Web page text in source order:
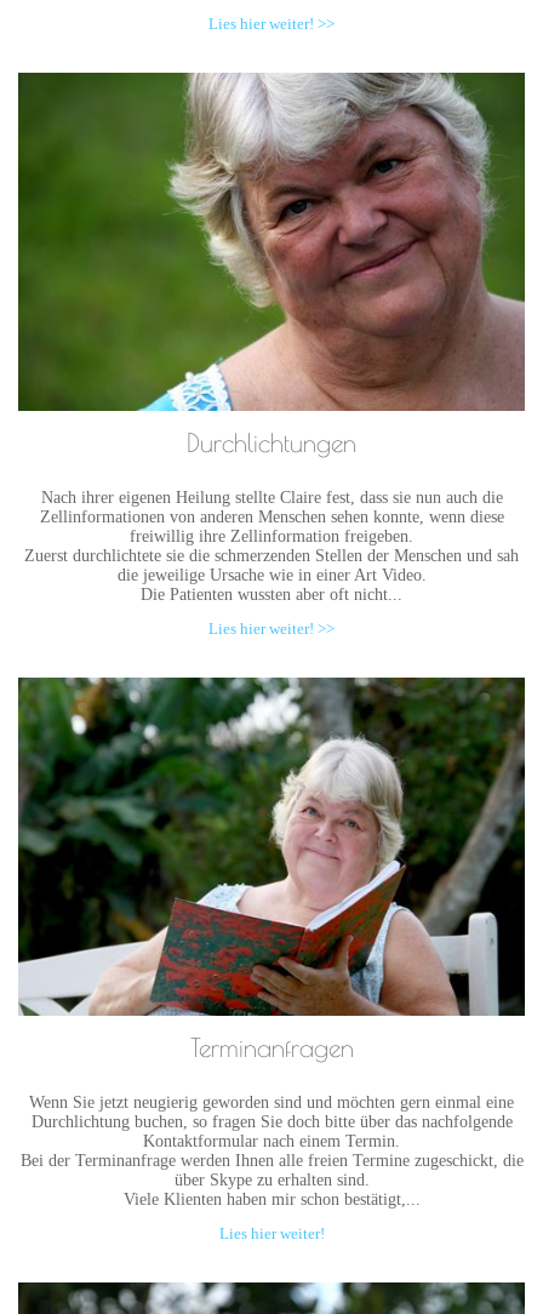
Lies hier weiter! >>
Durchlichtungen
Nach ihrer eigenen Heilung stellte Claire fest, dass sie nun auch die
Zellinformationen von anderen Menschen sehen konnte, wenn diese
freiwillig ihre Zellinformation freigeben.
Zuerst durchlichtete sie die schmerzenden Stellen der Menschen und sah
die jeweilige Ursache wie in einer Art Video.
Die Patienten wussten aber oft nicht...
Lies hier weiter! >>
Terminanfragen
Wenn Sie jetzt neugierig geworden sind und möchten gern einmal eine
Durchlichtung buchen, so fragen Sie doch bitte über das nachfolgende
Kontaktformular nach einem Termin.
Bei der Terminanfrage werden Ihnen alle freien Termine zugeschickt, die
über Skype zu erhalten sind.
Viele Klienten haben mir schon bestätigt,...
Lies hier weiter!